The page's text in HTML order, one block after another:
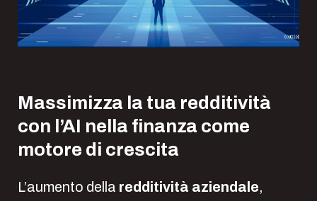
Massimizza la tua redditività
con l’AI nella finanza come
motore di crescita
L’aumento della redditività aziendale,